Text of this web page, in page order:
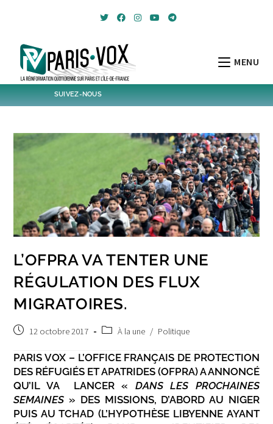
MENU
SUIVEZ-NOUS
Twitter
L’OFPRA VA TENTER UNE
RÉGULATION DES FLUX
MIGRATOIRES.
Publication
12 octobre 2017
PostÀ la une / Politique
PARIS VOX – L’OFFICE FRANÇAIS DE PROTECTION
DES RÉFUGIÉS ET APATRIDES (OFPRA) A ANNONCÉ
QU’IL VA LANCER « DANS LES PROCHAINES
SEMAINES » DES MISSIONS, D’ABORD AU NIGER
PUIS AU TCHAD (L’HYPOTHÈSE LIBYENNE AYANT